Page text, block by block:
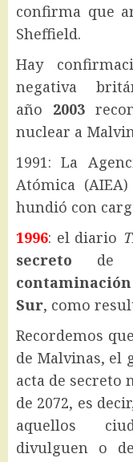
confirma que
Sheffield.
Hay
negativa
año 2003
nuclear a
1991: La
Atómica
hundió con
1996: el diario
secreto de
Sur, como
Recordemos
de Malvinas, el
acta de secreto
de 2072, es
aquellos
divulguen o